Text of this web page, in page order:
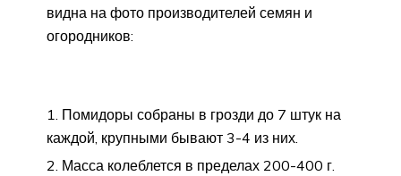
видна на фото производителей семян и
огородников:
Помидоры собраны в грозди до 7 штук на
каждой, крупными бывают 3-4 из них.
Масса колеблется в пределах 200-400 г.